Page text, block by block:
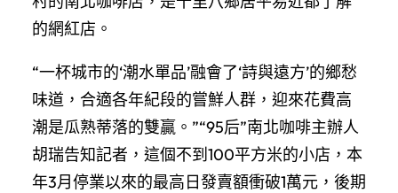
的網紅店。
“一杯城市的‘潮水單品’融會了‘詩與遠方’的鄉愁
味道，合適各年紀段的嘗鮮人群，迎來花費高
潮是瓜熟蒂落的雙贏。”“95后”南北咖啡主辦人
胡瑞告知記者，這個不到100平方米的小店，本
年3月停業以來的最高日發賣額衝破1萬元，後期